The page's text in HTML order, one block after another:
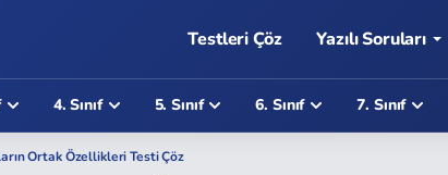
Testleri Çöz Yazılı Soruları
4. Sınıf 5. Sınıf 6. Sınıf 7. Sınıf
Ortak Özellikleri Testi Çöz